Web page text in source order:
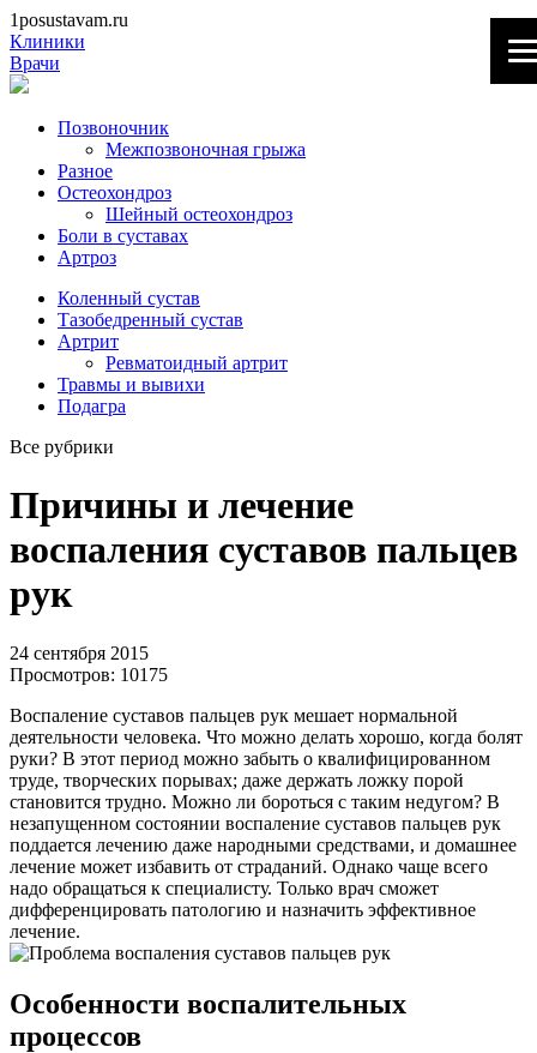
1posustavam.ru
Клиники
Врачи
Позвоночник
Межпозвоночная грыжа
Разное
Остеохондроз
Шейный остеохондроз
Боли в суставах
Артроз
Коленный сустав
Тазобедренный сустав
Артрит
Ревматоидный артрит
Травмы и вывихи
Подагра
Все рубрики
Причины и лечение
воспаления суставов пальцев
рук
24 сентября 2015
Просмотров: 10175
Воспаление суставов пальцев рук мешает нормальной
деятельности человека. Что можно делать хорошо, когда болят
руки? В этот период можно забыть о квалифицированном
труде, творческих порывах; даже держать ложку порой
становится трудно. Можно ли бороться с таким недугом? В
незапущенном состоянии воспаление суставов пальцев рук
поддается лечению даже народными средствами, и домашнее
лечение может избавить от страданий. Однако чаще всего
надо обращаться к специалисту. Только врач сможет
дифференцировать патологию и назначить эффективное
лечение.
Особенности воспалительных
процессов